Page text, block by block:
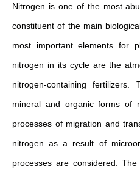
Nitrogen is one of the most
constituent of the main
most important elements for
nitrogen in its cycle are the
nitrogen-containing
mineral and organic forms of
processes of migration and
nitrogen as a result of
processes are considered.